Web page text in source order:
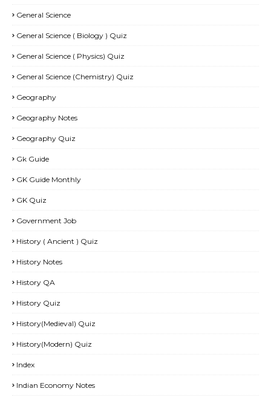
General Science
General Science ( Biology ) Quiz
General Science ( Physics) Quiz
General Science (Chemistry) Quiz
Geography
Geography Notes
Geography Quiz
Gk Guide
GK Guide Monthly
GK Quiz
Government Job
History ( Ancient ) Quiz
History Notes
History QA
History Quiz
History(Medieval) Quiz
History(Modern) Quiz
Index
Indian Economy Notes